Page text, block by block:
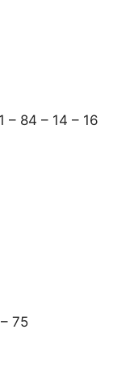
– 84 – 14 – 16
75